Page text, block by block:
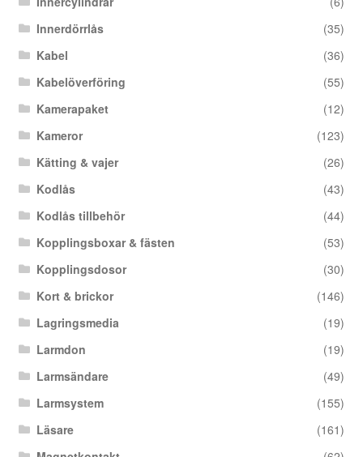
Innerdörrlås
(35)
Kabel
(36)
Kabelöverföring
(55)
Kamerapaket
(12)
Kameror
(123)
Kätting & vajer
(26)
Kodlås
(43)
Kodlås tillbehör
(44)
Kopplingsboxar & fästen
(53)
Kopplingsdosor
(30)
Kort & brickor
(146)
Lagringsmedia
(19)
Larmdon
(19)
Larmsändare
(49)
Larmsystem
(155)
Läsare
(161)